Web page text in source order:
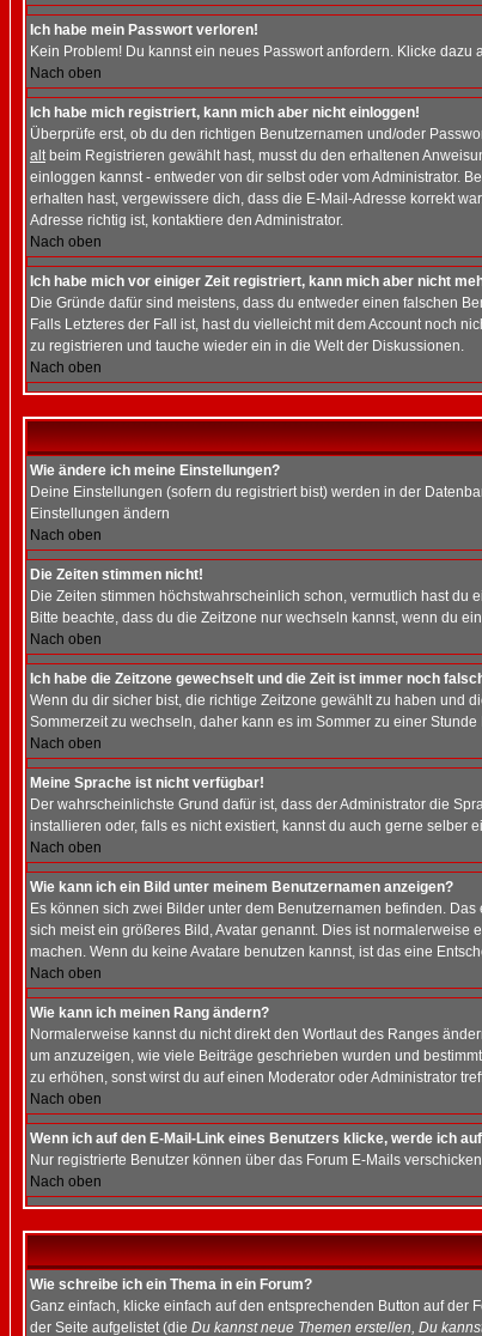
Ich habe mein Passwort verloren!
Kein Problem! Du kannst ein neues Passwort anfordern. Klicke dazu
Nach oben
Ich habe mich registriert, kann mich aber nicht einloggen!
Überprüfe erst, ob du den richtigen Benutzernamen und/oder
altbeim Registrieren gewählt hast, musst du den erhaltenen
einloggen kannst - entweder von dir selbst oder vom Administrator.
erhalten hast, vergewissere dich, dass die E-Mail-Adresse korrekt
Adresse richtig ist, kontaktiere den Administrator.
Nach oben
Ich habe mich vor einiger Zeit registriert, kann mich aber nicht
Die Gründe dafür sind meistens, dass du entweder einen falschen
Falls Letzteres der Fall ist, hast du vielleicht mit dem Account noch
zu registrieren und tauche wieder ein in die Welt der Diskussionen.
Nach oben
Wie ändere ich meine Einstellungen?
Deine Einstellungen (sofern du registriert bist) werden in der
Einstellungen ändern
Nach oben
Die Zeiten stimmen nicht!
Die Zeiten stimmen höchstwahrscheinlich schon, vermutlich hast
Bitte beachte, dass du die Zeitzone nur wechseln kannst, wenn du
Nach oben
Ich habe die Zeitzone gewechselt und die Zeit ist immer noch
Wenn du dir sicher bist, die richtige Zeitzone gewählt zu haben und
Sommerzeit zu wechseln, daher kann es im Sommer zu einer
Nach oben
Meine Sprache ist nicht verfügbar!
Der wahrscheinlichste Grund dafür ist, dass der Administrator die
installieren oder, falls es nicht existiert, kannst du auch gerne selber
Nach oben
Wie kann ich ein Bild unter meinem Benutzernamen anzeigen?
Es können sich zwei Bilder unter dem Benutzernamen befinden.
sich meist ein größeres Bild, Avatar genannt. Dies ist
machen. Wenn du keine Avatare benutzen kannst, ist das eine
Nach oben
Wie kann ich meinen Rang ändern?
Normalerweise kannst du nicht direkt den Wortlaut des Ranges
um anzuzeigen, wie viele Beiträge geschrieben wurden und
zu erhöhen, sonst wirst du auf einen Moderator oder Administrator
Nach oben
Wenn ich auf den E-Mail-Link eines Benutzers klicke, werde ich
Nur registrierte Benutzer können über das Forum E-Mails
Nach oben
Wie schreibe ich ein Thema in ein Forum?
Ganz einfach, klicke einfach auf den entsprechenden Button auf der
der Seite aufgelistet (die Du kannst neue Themen erstellen, Du